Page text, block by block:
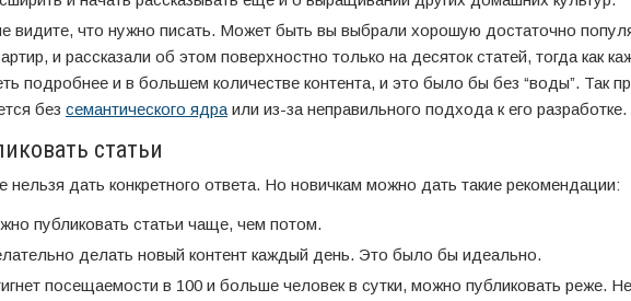
видите, что нужно писать. Может быть вы выбрали хорошую достаточно
и рассказали об этом поверхностно только на десяток статей, тогда как
подробнее и в большем количестве контента, и это было бы без “воды”. Так
без семантического ядра или из-за неправильного подхода к его разработке.
статьи
нельзя дать конкретного ответа. Но новичкам можно дать такие рекомендации:
публиковать статьи чаще, чем потом.
делать новый контент каждый день. Это было бы идеально.
посещаемости в 100 и больше человек в сутки, можно публиковать реже. Не